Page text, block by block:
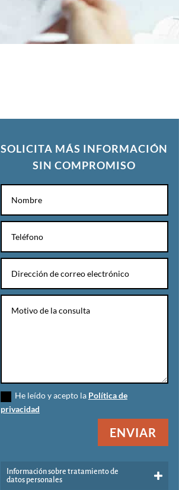
SOLICITA MÁS INFORMACIÓN
SIN COMPROMISO
He leído y acepto la Política de
privacidad
ENVIAR
Información sobre tratamiento de
datos personales